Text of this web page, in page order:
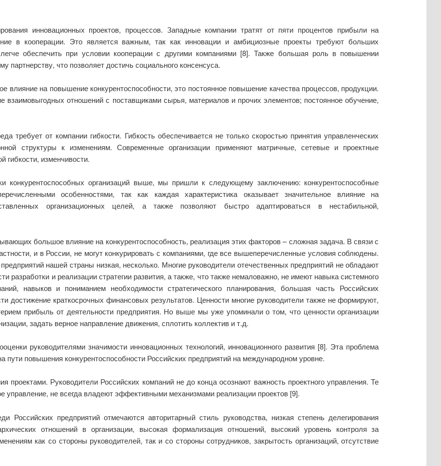
инновационных проектов, процессов. Западные компании тратят от пяти процентов прибыли на
в кооперации. Это является важным, так как инновации и амбициозные проекты требуют больших
обеспечить при условии кооперации с другими компаниями [8]. Также большая роль в повышении
партнерству, что позволяет достичь социального консенсуса.
на повышение конкурентоспособности, это постоянное повышение качества процессов, продукции.
отношений с поставщиками сырья, материалов и прочих элементов; постоянное обучение,
требует от компании гибкости. Гибкость обеспечивается не только скоростью принятия управленческих
структуры к изменениям. Современные организации применяют матричные, сетевые и проектные
гибкости, изменчивости.
конкурентоспособных организаций выше, мы пришли к следующему заключению: конкурентоспособные
особенностями, так как каждая характеристика оказывает значительное влияние на
организационных целей, а также позволяют быстро адаптироваться в нестабильной,
большое влияние на конкурентоспособность, реализация этих факторов – сложная задача. В связи с
и в России, не могут конкурировать с компаниями, где все вышеперечисленные условия соблюдены.
нашей страны низкая, несколько. Многие руководители отечественных предприятий не обладают
разработки и реализации стратегии развития, а также, что также немаловажно, не имеют навыка системного
навыков и пониманием необходимости стратегического планирования, большая часть Российских
достижение краткосрочных финансовых результатов. Ценности многие руководители также не формируют,
прибыль от деятельности предприятия. Но выше мы уже упоминали о том, что ценности организации
задать верное направление движения, сплотить коллектив и т.д.
руководителями значимости инновационных технологий, инновационного развития [8]. Эта проблема
пути повышения конкурентоспособности Российских предприятий на международном уровне.
Руководители Российских компаний не до конца осознают важность проектного управления. Те
управление, не всегда владеют эффективными механизмами реализации проектов [9].
Российских предприятий отмечаются авторитарный стиль руководства, низкая степень делегирования
отношений в организации, высокая формализация отношений, высокий уровень контроля за
как со стороны руководителей, так и со стороны сотрудников, закрытость организаций, отсутствие